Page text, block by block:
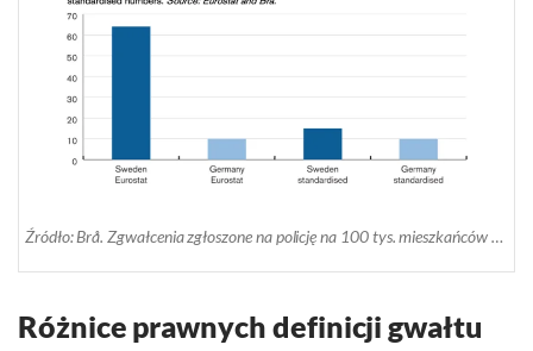
Źródło: Brå. Zgwałcenia zgłoszone na policję na 100 tys. mieszkańców w 2016 r.
Różnice prawnych definicji gwałtu